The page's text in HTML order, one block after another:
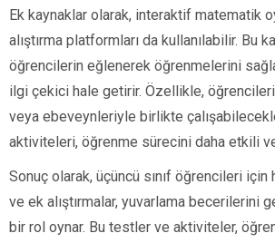
Ek kaynaklar olarak, interaktif matematik
alıştırma platformları da kullanılabilir. Bu
öğrencilerin eğlenerek öğrenmelerini
ilgi çekici hale getirir. Özellikle,
veya ebeveynleriyle birlikte
aktiviteleri, öğrenme sürecini daha etkili
Sonuç olarak, üçüncü sınıf öğrencileri için
ve ek alıştırmalar, yuvarlama becerilerini
bir rol oynar. Bu testler ve aktiviteler,